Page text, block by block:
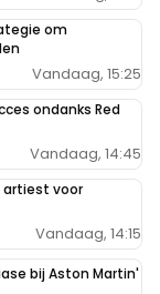
om
Vandaag, 15:25
ondanks Red
Vandaag, 14:45
artiest voor
Vandaag, 14:15
bij Aston Martin'